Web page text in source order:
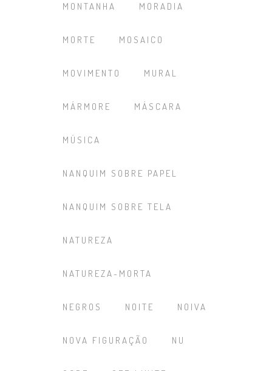
MONTANHA MORADIA
MORTE MOSAICO
MOVIMENTO MURAL
MÁRMORE MÁSCARA
MÚSICA
NANQUIM SOBRE PAPEL
NANQUIM SOBRE TELA
NATUREZA
NATUREZA-MORTA
NEGROS NOITE NOIVA
NOVA FIGURAÇÃO NU